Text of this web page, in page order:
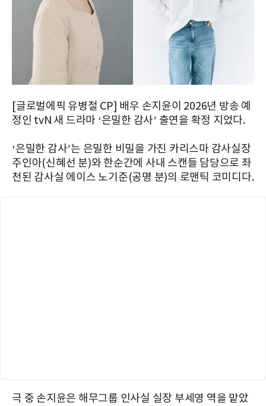
[글로벌에픽 유병철 CP] 배우 손지윤이 2026년 방송 예
정인 tvN 새 드라마 ‘은밀한 감사’ 출연을 확정 지었다.
‘은밀한 감사’는 은밀한 비밀을 가진 카리스마 감사실장
주인아(신혜선 분)와 한순간에 사내 스캔들 담당으로 좌
천된 감사실 에이스 노기준(공명 분)의 로맨틱 코미디다.
극 중 손지윤은 해무그룹 인사실 실장 부세영 역을 맡았